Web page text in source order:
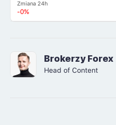
Zmiana 24h
-0%
Brokerzy Forex
Head of Content